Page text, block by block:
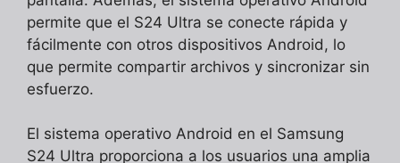
permite que el S24 Ultra se conecte rápida y
fácilmente con otros dispositivos Android, lo
que permite compartir archivos y sincronizar sin
esfuerzo.
El sistema operativo Android en el Samsung
S24 Ultra proporciona a los usuarios una amplia